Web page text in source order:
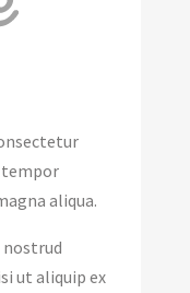
tempor
aliqua.
nostrud
ut aliquip ex